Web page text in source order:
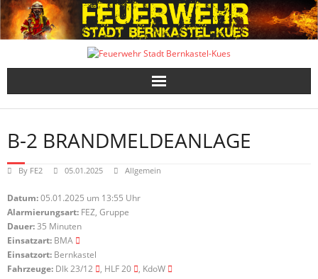
Skip
to
content
B-2 BRANDMELDEANLAGE
By FE2 05.01.2025 Allgemein
Datum:05.01.2025 um 13:55 Uhr
Alarmierungsart: FEZ, Gruppe
Dauer:35 Minuten
Einsatzart: BMA
Einsatzort: Bernkastel
Fahrzeuge: Dlk 23/12 , HLF 20
, KdoW